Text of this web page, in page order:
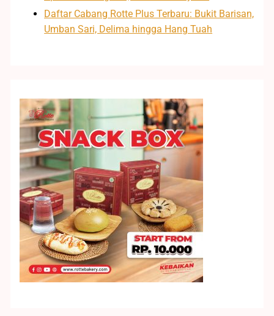
Daftar Cabang Rotte Plus Terbaru: Bukit Barisan,
Umban Sari, Delima hingga Hang Tuah